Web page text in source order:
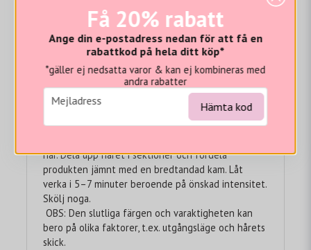
konditionerande inpackningar tillför lyster,
samtidigt som ArganID™ teknologin hjälper till att
reparera och försegla håret. Produktens
förpackning är tillverkade av 50% återvunnet
material, vilket hjälper till att minska vårt
kolavtryck genom att konsumera mindre energi.
Användning:
hår. Dela upp håret i sektioner och fördela
produkten jämnt med en bredtandad kam. Låt
verka i 5–7 minuter beroende på önskad intensitet.
Skölj noga.
OBS: Den slutliga färgen och varaktigheten kan
bero på olika faktorer, t.ex. utgångsläge och hårets
skick.
Få 20% rabatt
Ange din e-postadress nedan för att få en
rabattkod på hela ditt köp*
*gäller ej nedsatta varor & kan ej kombineras med
andra rabatter
email
Mejladress Hämta kod